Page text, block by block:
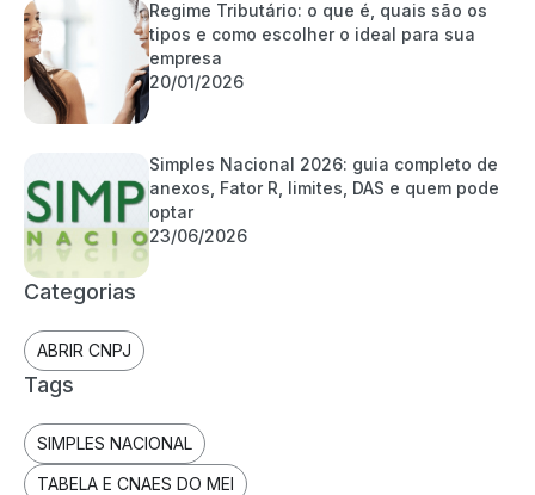
Regime Tributário: o que é, quais são os
tipos e como escolher o ideal para sua
empresa
20/01/2026
Simples Nacional 2026: guia completo de
anexos, Fator R, limites, DAS e quem pode
optar
23/06/2026
Categorias
ABRIR CNPJ
Tags
SIMPLES NACIONAL
TABELA E CNAES DO MEI